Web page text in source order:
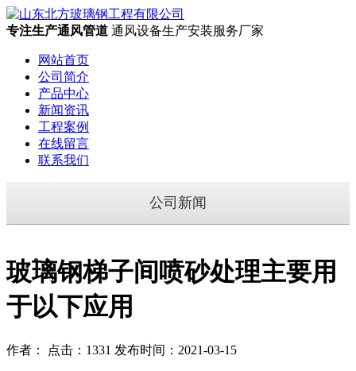
专注生产通风管道 通风设备生产安装服务厂家
网站首页
公司简介
产品中心
新闻资讯
工程案例
在线留言
联系我们
公司新闻
玻璃钢梯子间喷砂处理主要用
于以下应用
作者： 点击：1331 发布时间：2021-03-15